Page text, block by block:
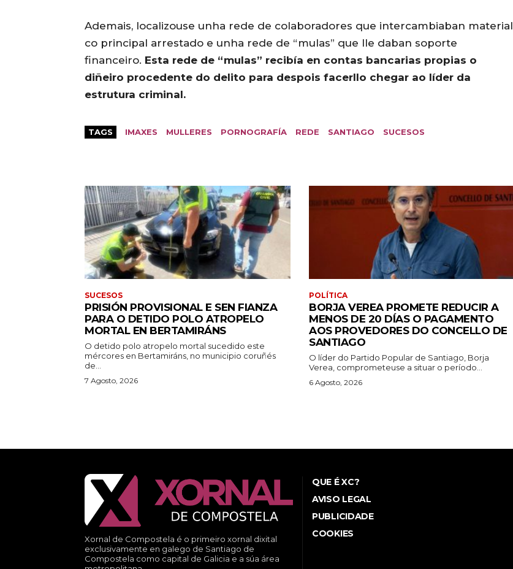
Ademais, localizouse unha rede de colaboradores que intercambiaban material
co principal arrestado e unha rede de “mulas” que lle daban soporte
financeiro. Esta rede de “mulas” recibía en contas bancarias propias o
diñeiro procedente do delito para despois facerllo chegar ao líder da
estrutura criminal.
TAGS IMAXES MULLERES PORNOGRAFÍA REDE SANTIAGO SUCESOS
SUCESOS
PRISIÓN PROVISIONAL E SEN FIANZA
PARA O DETIDO POLO ATROPELO
MORTAL EN BERTAMIRÁNS
O detido polo atropelo mortal sucedido este
mércores en Bertamiráns, no municipio coruñés
de...
7 Agosto, 2026
POLÍTICA
BORJA VEREA PROMETE REDUCIR A
MENOS DE 20 DÍAS O PAGAMENTO
AOS PROVEDORES DO CONCELLO DE
SANTIAGO
O líder do Partido Popular de Santiago, Borja
Verea, comprometeuse a situar o período...
6 Agosto, 2026
Xornal de Compostela é o primeiro xornal dixital
exclusivamente en galego de Santiago de
Compostela como capital de Galicia e a súa área
QUE É XC?
AVISO LEGAL
PUBLICIDADE
COOKIES